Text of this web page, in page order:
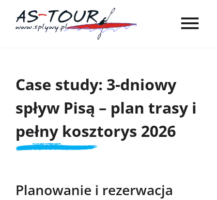
Case study: 3-dniowy
spływ Pisą – plan trasy i
pełny kosztorys 2026
Planowanie i rezerwacja